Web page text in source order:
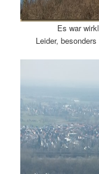
Es war
Leider,